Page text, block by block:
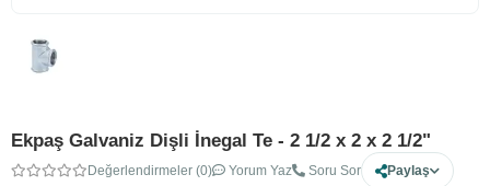
Ekpaş Galvaniz Dişli İnegal Te - 2 1/2 x 2 x 2 1/2"
Değerlendirmeler (0) Yorum Yaz Soru Sor Paylaş